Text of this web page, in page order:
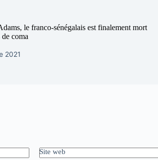
le franco-sénégalais est finalement mort
de coma
2021
Site web